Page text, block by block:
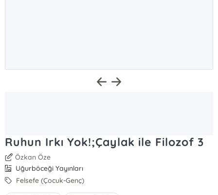
Ruhun Irkı Yok!;Çaylak ile Filozof 3
Özkan Öze
Uğurböceği Yayınları
Felsefe (Çocuk-Genç)